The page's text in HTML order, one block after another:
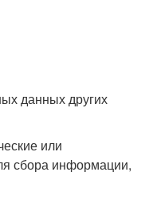
данных других
или
сбора информации,